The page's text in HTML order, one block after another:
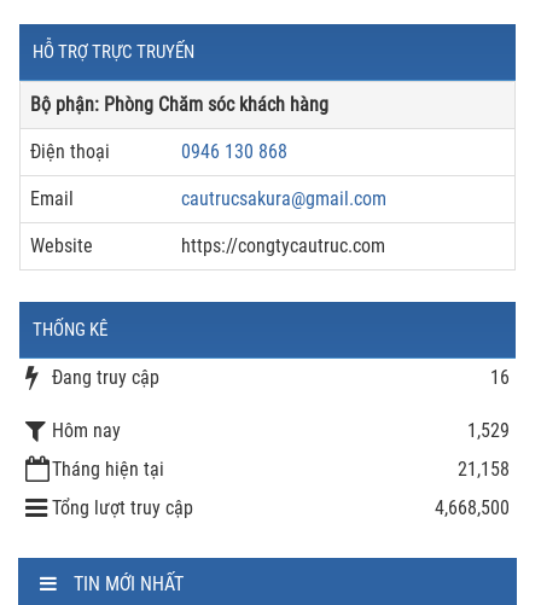
HỖ TRỢ TRỰC TRUYẾN
Bộ phận: Phòng Chăm sóc khách hàng
Điện thoại 0946 130 868
Email cautrucsakura@gmail.com
Website https://congtycautruc.com
THỐNG KÊ
Đang truy cập 16
Hôm nay
1,529
Tháng hiện tại
21,158
Tổng lượt truy cập
4,668,500
TIN MỚI NHẤT